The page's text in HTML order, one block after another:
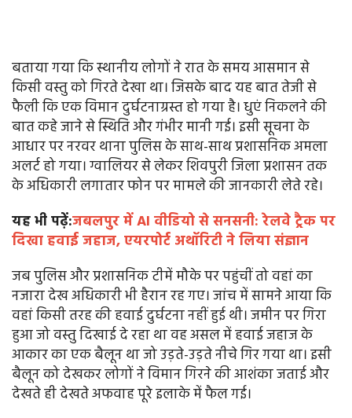
बताया गया कि स्थानीय लोगों ने रात के समय आसमान से
किसी वस्तु को गिरते देखा था। जिसके बाद यह बात तेजी से
फैली कि एक विमान दुर्घटनाग्रस्त हो गया है। धुएं निकलने की
बात कहे जाने से स्थिति और गंभीर मानी गई। इसी सूचना के
आधार पर नरवर थाना पुलिस के साथ-साथ प्रशासनिक अमला
अलर्ट हो गया। ग्वालियर से लेकर शिवपुरी जिला प्रशासन तक
के अधिकारी लगातार फोन पर मामले की जानकारी लेते रहे।
यह भी पढ़ें:जबलपुर में AI वीडियो से सनसनी: रेलवे ट्रैक पर
दिखा हवाई जहाज, एयरपोर्ट अथॉरिटी ने लिया संज्ञान
जब पुलिस और प्रशासनिक टीमें मौके पर पहुंचीं तो वहां का
नजारा देख अधिकारी भी हैरान रह गए। जांच में सामने आया कि
वहां किसी तरह की हवाई दुर्घटना नहीं हुई थी। जमीन पर गिरा
हुआ जो वस्तु दिखाई दे रहा था वह असल में हवाई जहाज के
आकार का एक बैलून था जो उड़ते-उड़ते नीचे गिर गया था। इसी
बैलून को देखकर लोगों ने विमान गिरने की आशंका जताई और
देखते ही देखते अफवाह पूरे इलाके में फैल गई।